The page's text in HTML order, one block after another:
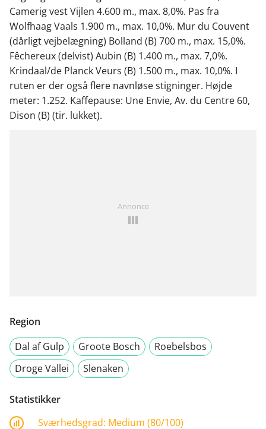
Camerig vest Vijlen 4.600 m., max. 8,0%. Pas fra
Wolfhaag Vaals 1.900 m., max. 10,0%. Mur du Couvent
(dårligt vejbelægning) Bolland (B) 700 m., max. 15,0%.
Fêchereux (delvist) Aubin (B) 1.400 m., max. 7,0%.
Krindaal/de Planck Veurs (B) 1.500 m., max. 10,0%. I
ruten er der også flere navnløse stigninger. Højde
meter: 1.252. Kaffepause: Une Envie, Av. du Centre 60,
Dison (B) (tir. lukket).
Annonce
Region
Dal af Gulp
Groote Bosch
Roebelsbos
Droge Vallei
Slenaken
Statistikker
Sværhedsgrad: Medium (80/100)